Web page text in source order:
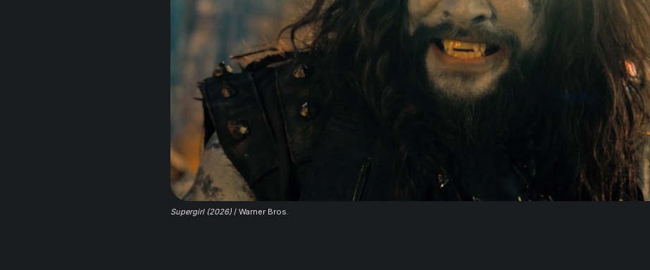
Supergirl (2026) / Warner Bros.